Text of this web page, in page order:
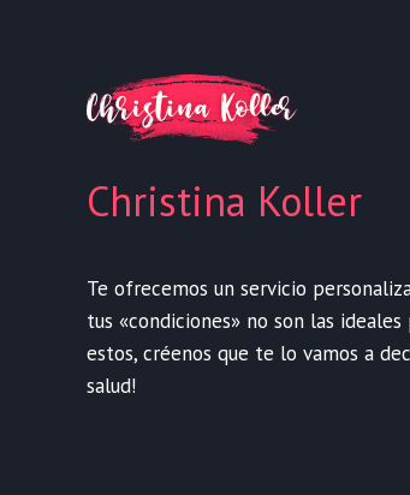
Christina Koller
Te ofrecemos un servicio
tus «condiciones» no son las
estos, créenos que te lo vamos a
salud!